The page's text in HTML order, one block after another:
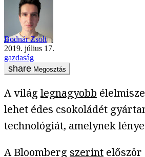
Bodnár Zsolt
2019. július 17.
gazdaság
Megosztás
A világ legnagyobb
lehet édes csokoládét
technológiát, amelynek
A Bloomberg szerint először